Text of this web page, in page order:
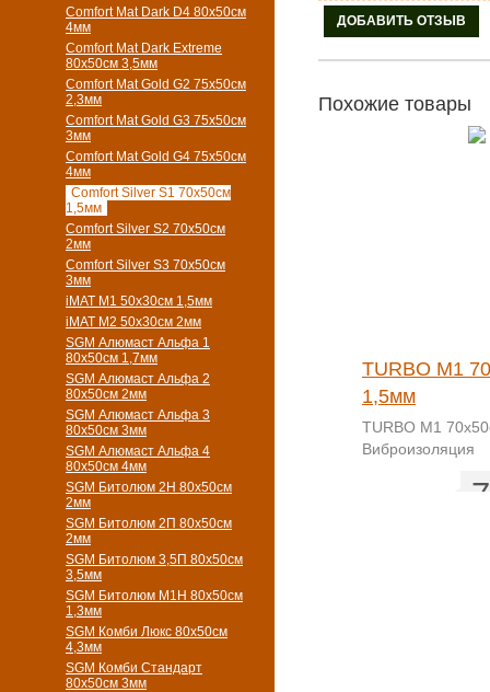
Comfort Mat Dark D4 80х50см
4мм
Comfort Mat Dark Extreme
80x50см 3,5мм
Comfort Mat Gold G2 75х50см
2,3мм
Comfort Mat Gold G3 75х50см
3мм
Comfort Mat Gold G4 75х50см
4мм
Comfort Silver S1 70х50см
1,5мм
Comfort Silver S2 70х50см
2мм
Comfort Silver S3 70х50см
3мм
iMAT M1 50х30см 1,5мм
iMAT M2 50х30см 2мм
SGM Алюмаст Альфа 1
80x50см 1,7мм
SGM Алюмаст Альфа 2
80x50см 2мм
SGM Алюмаст Альфа 3
80x50см 3мм
SGM Алюмаст Альфа 4
80x50см 4мм
SGM Битолюм 2H 80x50см
2мм
SGM Битолюм 2П 80x50см
2мм
SGM Битолюм 3,5П 80x50см
3,5мм
SGM Битолюм M1H 80x50см
1,3мм
SGM Комби Люкс 80x50см
4,3мм
SGM Комби Стандарт
80x50см 3мм
Похожие товары
TURBO M1
1,5мм
TURBO M1
Виброизоляция